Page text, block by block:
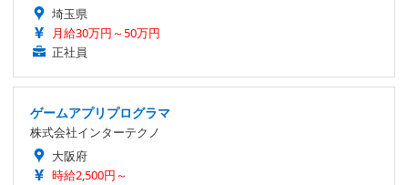
埼玉県
月給30万円～50万円
正社員
ゲームアプリプログラマ
株式会社インターテクノ
大阪府
時給2,500円～